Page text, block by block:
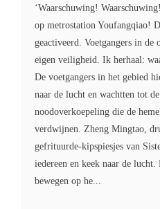
‘Waarschuwing!
op metrostation Youfangqiao!
geactiveerd. Voetgangers in
eigen veiligheid. Ik herhaal:
De voetgangers in het gebied
naar de lucht en wachtten tot
noodoverkoepeling die de
verdwijnen. Zheng Mingtao,
gefrituurde-kipspiesjes van
iedereen en keek naar de
bewegen op he...